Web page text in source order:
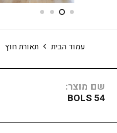
עמוד הבית תאורת חוץ
שם מוצר:
BOLS 54